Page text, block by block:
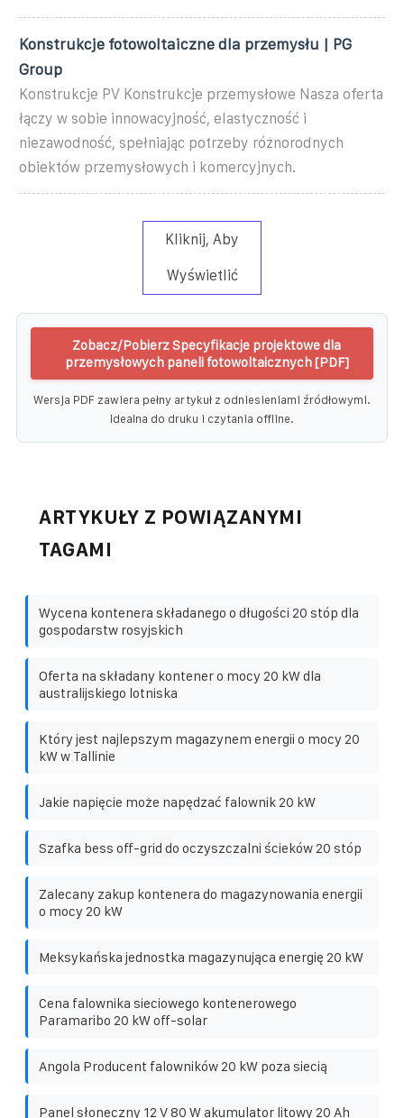
Konstrukcje fotowoltaiczne dla przemysłu | PG
Group
Konstrukcje PV Konstrukcje przemysłowe Nasza oferta
łączy w sobie innowacyjność, elastyczność i
niezawodność, spełniając potrzeby różnorodnych
obiektów przemysłowych i komercyjnych.
Kliknij, Aby
Wyświetlić
Zobacz/Pobierz Specyfikacje projektowe dla
przemysłowych paneli fotowoltaicznych [PDF]
Wersja PDF zawiera pełny artykuł z odniesieniami źródłowymi.
Idealna do druku i czytania offline.
ARTYKUŁY Z POWIĄZANYMI
TAGAMI
Wycena kontenera składanego o długości 20 stóp dla
gospodarstw rosyjskich
Oferta na składany kontener o mocy 20 kW dla
australijskiego lotniska
Który jest najlepszym magazynem energii o mocy 20
kW w Tallinie
Jakie napięcie może napędzać falownik 20 kW
Szafka bess off-grid do oczyszczalni ścieków 20 stóp
Zalecany zakup kontenera do magazynowania energii
o mocy 20 kW
Meksykańska jednostka magazynująca energię 20 kW
Cena falownika sieciowego kontenerowego
Paramaribo 20 kW off-solar
Angola Producent falowników 20 kW poza siecią
Panel słoneczny 12 V 80 W akumulator litowy 20 Ah